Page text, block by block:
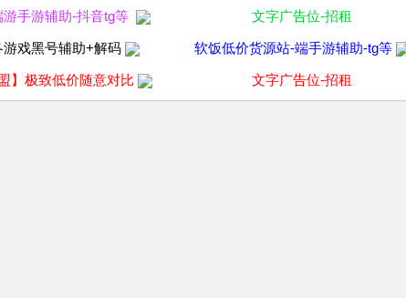
手游辅助-抖音tg等 文字广告位-招租
游戏黑号辅助+解码 软饭低价货源站-端手游辅助-tg等
】极致低价随意对比 文字广告位-招租